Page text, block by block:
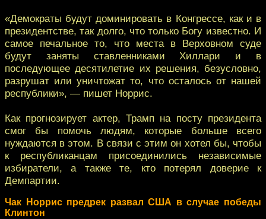
«Демократы будут доминировать в Конгрессе, как и в
президентстве, так долго, что только Богу известно. И
самое печальное то, что места в Верховном суде
будут заняты ставленниками Хиллари и в
последующее десятилетие их решения, безусловно,
разрушат или уничтожат то, что осталось от нашей
республики», — пишет Норрис.
Как прогнозирует актер, Трамп на посту президента
смог бы помочь людям, которые больше всего
нуждаются в этом. В связи с этим он хотел бы, чтобы
к республиканцам присоединились независимые
избиратели, а также те, кто потерял доверие к
Демпартии.
Чак Норрис предрек развал США в случае победы
Клинтон